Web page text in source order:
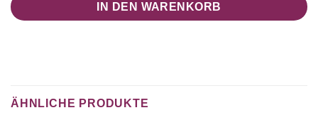
IN DEN WARENKORB
ÄHNLICHE PRODUKTE